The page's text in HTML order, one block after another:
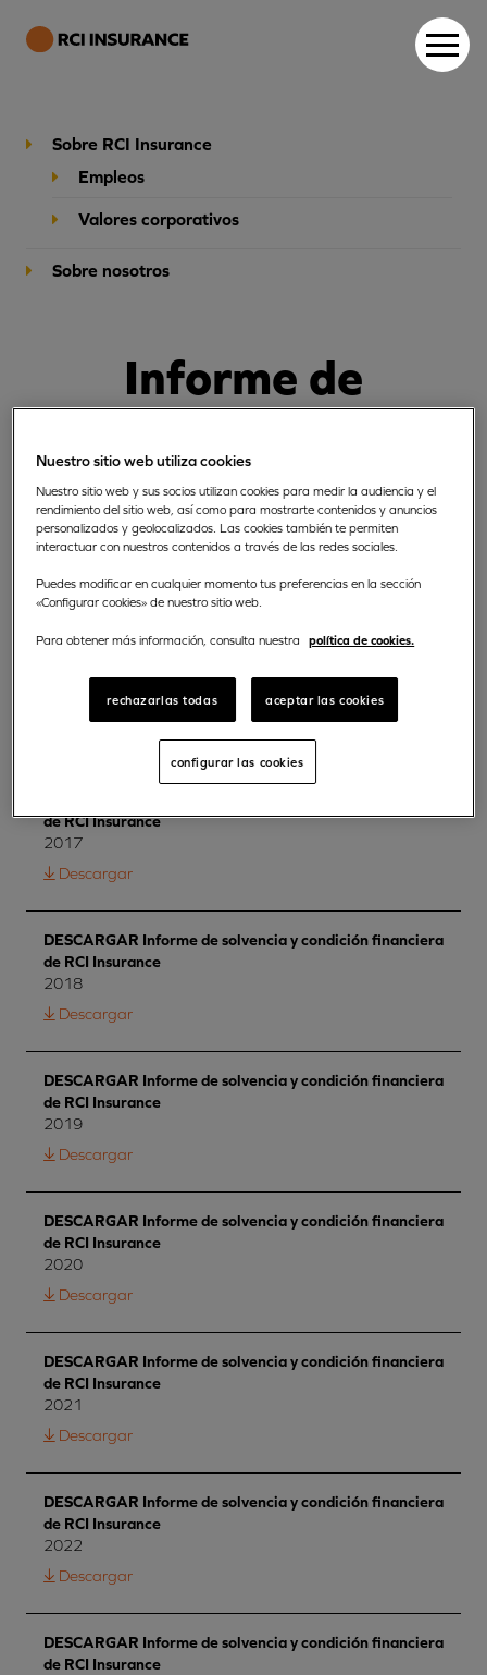
Sobre RCI Insurance
Empleos
Valores corporativos
Sobre nosotros
Informe de
solvencia y
condición
financiera
de RCI Insurance
de RCI Insurance
2017
Descargar
DESCARGAR Informe de solvencia y condición financiera
de RCI Insurance
2018
Descargar
DESCARGAR Informe de solvencia y condición financiera
de RCI Insurance
2019
Descargar
DESCARGAR Informe de solvencia y condición financiera
de RCI Insurance
2020
Descargar
DESCARGAR Informe de solvencia y condición financiera
de RCI Insurance
2021
Descargar
DESCARGAR Informe de solvencia y condición financiera
de RCI Insurance
2022
Descargar
DESCARGAR Informe de solvencia y condición financiera
de RCI Insurance
Nuestro sitio web utiliza cookies
Nuestro sitio web y sus socios utilizan cookies para medir la audiencia y el
rendimiento del sitio web, así como para mostrarte contenidos y anuncios
personalizados y geolocalizados. Las cookies también te permiten
interactuar con nuestros contenidos a través de las redes sociales.
Puedes modificar en cualquier momento tus preferencias en la sección
«Configurar cookies» de nuestro sitio web.
Para obtener más información, consulta nuestra política de cookies.
rechazarlas todas aceptar las cookies
configurar las cookies